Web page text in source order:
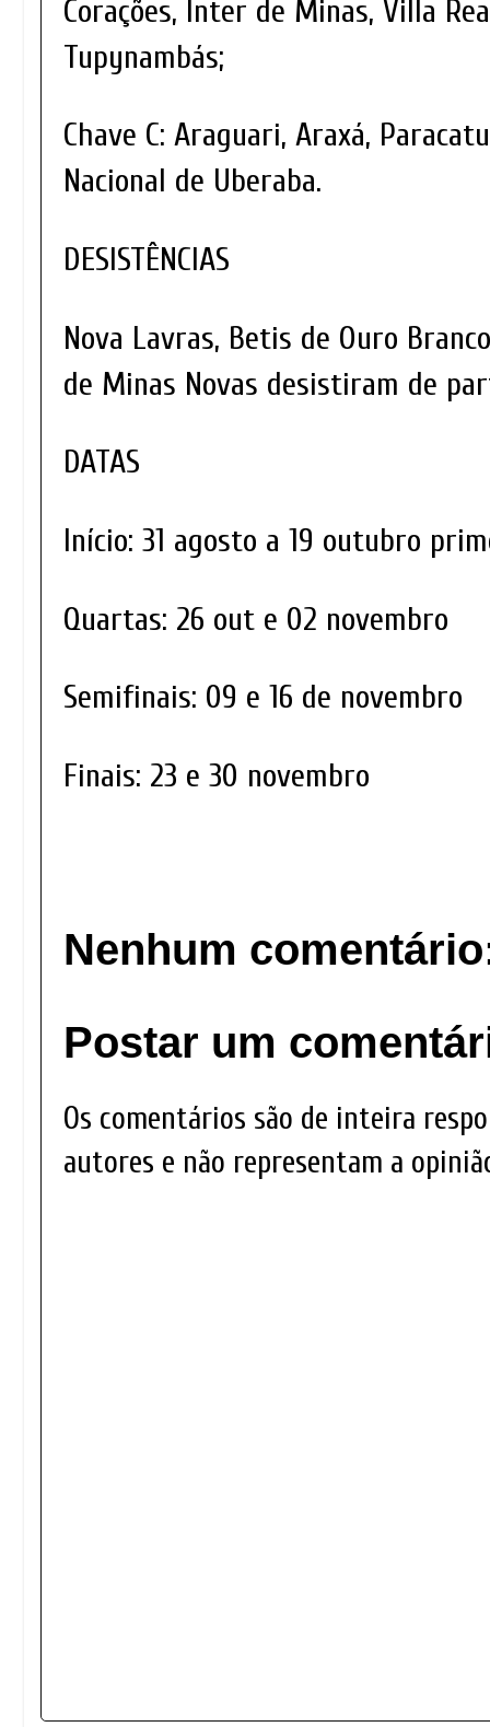
Corações, Inter de Minas, Villa
Tupynambás;
Chave C: Araguari, Araxá,
Nacional de Uberaba.
DESISTÊNCIAS
Nova Lavras, Betis de Ouro
de Minas Novas desistiram de
DATAS
Início: 31 agosto a 19 outubro
Quartas: 26 out e 02 novembro
Semifinais: 09 e 16 de novembro
Finais: 23 e 30 novembro
Nenhum
Postar um
Os comentários são de inteira
autores e não representam a